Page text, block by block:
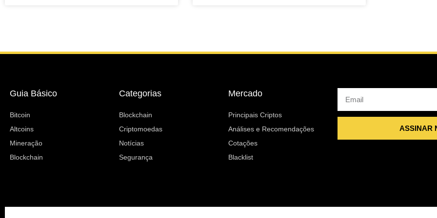
Guia Básico
Bitcoin
Altcoins
Mineração
Blockchain
Categorias
Blockchain
Criptomoedas
Notícias
Segurança
Mercado
Principais Criptos
Análises e Recomendações
Cotações
Blacklist
ASSINAR